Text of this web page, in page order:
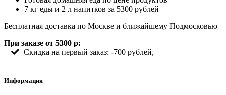
7 кг еды и 2 л напитков за 5300 рублей
Бесплатная доставка по Москве и ближайшему Подмосковью
При заказе от 5300 р:
Скидка на первый заказ: -700 рублей,
Информация